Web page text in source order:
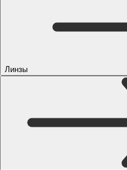
Линзы